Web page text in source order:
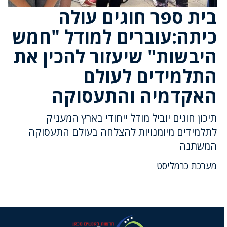
בית ספר חוגים עולה
כיתה:עוברים למודל "חמש
היבשות" שיעזור להכין את
התלמידים לעולם
האקדמיה והתעסוקה
תיכון חוגים יוביל מודל ייחודי בארץ המעניק
לתלמידים מיומנויות להצלחה בעולם התעסוקה
המשתנה
מערכת כרמליסט